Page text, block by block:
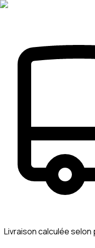
Livraison calculée